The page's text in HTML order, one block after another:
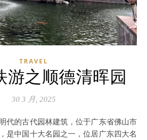
TRAVEL
游之顺德清晖园
30 3 月, 2025
是中国十大名园之一，位居广东四大名